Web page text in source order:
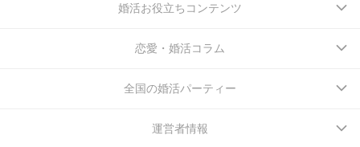
婚活お役立ちコンテンツ
恋愛・婚活コラム
全国の婚活パーティー
運営者情報